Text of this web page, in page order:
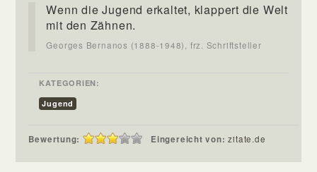
Wenn die Jugend erkaltet, klappert die Welt
mit den Zähnen.
Georges Bernanos (1888-1948), frz. Schriftsteller
KATEGORIEN:
Jugend
Bewertung: Eingereicht von:zitate.de